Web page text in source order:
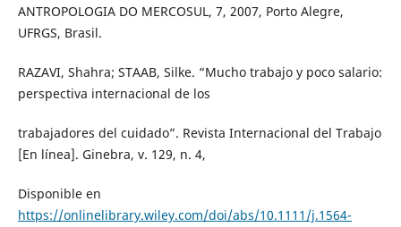
ANTROPOLOGIA DO MERCOSUL, 7, 2007, Porto Alegre,
UFRGS, Brasil.
RAZAVI, Shahra; STAAB, Silke. “Mucho trabajo y poco salario:
perspectiva internacional de los
trabajadores del cuidado”. Revista Internacional del Trabajo
[En línea]. Ginebra, v. 129, n. 4,
Disponible en
https://onlinelibrary.wiley.com/doi/abs/10.1111/j.1564-